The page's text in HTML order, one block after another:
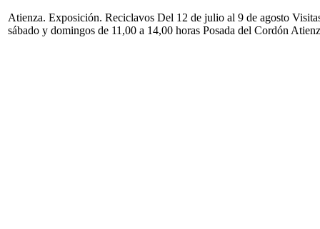
Atienza. Exposición. Reciclavos Del 12 de julio al 9 de agosto
sábado y domingos de 11,00 a 14,00 horas Posada del Cordón